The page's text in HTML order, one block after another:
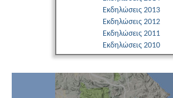
Εκδηλώσεις 2013
Εκδηλώσεις 2012
Εκδηλώσεις 2011
Εκδηλώσεις 2010